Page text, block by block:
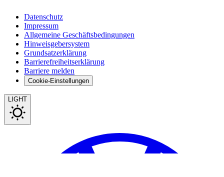
Datenschutz
Impressum
Allgemeine Geschäftsbedingungen
Hinweisgebersystem
Grundsatzerklärung
Barrierefreiheitserklärung
Barriere melden
Cookie-Einstellungen
LIGHT